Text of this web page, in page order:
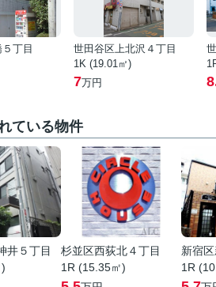
丁目
世田谷区上北沢４丁目
1K (19.01㎡)
7万円
ている物件
井５丁目
杉並区西荻北４丁目
1R (15.35㎡)
新宿
1R